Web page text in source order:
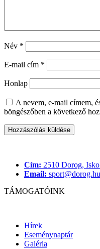
Név *
E-mail cím *
Honlap
A nevem, e-mail címem,
böngészőben a következő
Cím: 2510 Dorog,
Email: sport@dorog.hu
TÁMOGATÓINK
Hírek
Eseménynaptár
Galéria